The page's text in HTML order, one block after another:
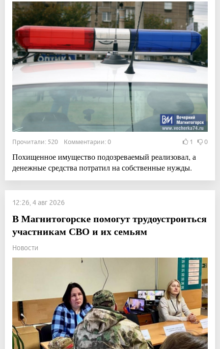
Прочитали: 520 Комментарии: 0 1 0
Похищенное имущество подозреваемый реализовал, а
денежные средства потратил на собственные нужды.
12:26, 4 авг 2026
В Магнитогорске помогут трудоустроиться
участникам СВО и их семьям
Новости